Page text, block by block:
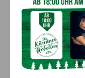
Verstärkte
Ranger,
Naturpark-Ranger